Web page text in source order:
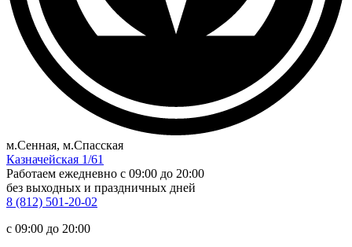
м.Сенная, м.Спасская
Казначейская 1/61
Работаем ежедневно c 09:00 до 20:00
без выходных и праздничных дней
8 (812) 501-20-02
c 09:00 до 20:00